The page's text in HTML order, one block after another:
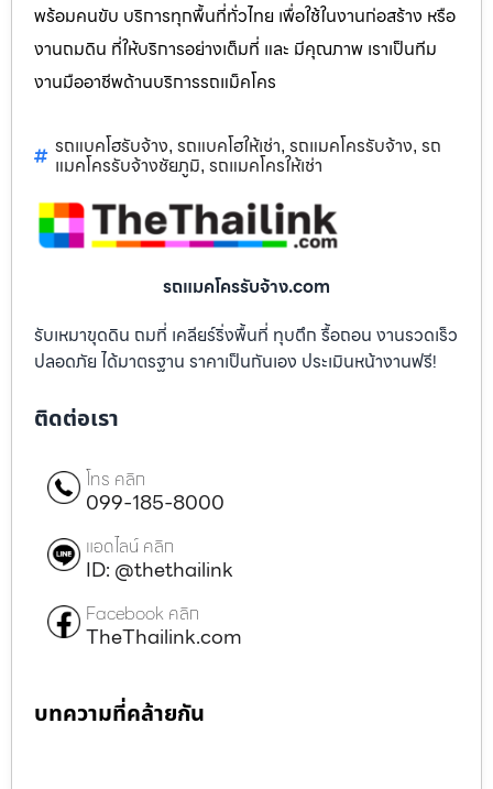
พร้อมคนขับ บริการทุกพื้นที่ทั่วไทย เพื่อใช้ในงานก่อสร้าง หรือ
งานถมดิน ที่ให้บริการอย่างเต็มที่ และ มีคุณภาพ เราเป็นทีม
งานมืออาชีพด้านบริการรถแม็คโคร
รถแบคโฮรับจ้าง, รถแบคโฮให้เช่า, รถแมคโครรับจ้าง, รถ
แมคโครรับจ้างชัยภูมิ, รถแมคโครให้เช่า
รถแมคโครรับจ้าง.com
รับเหมาขุดดิน ถมที่ เคลียร์ริ่งพื้นที่ ทุบตึก รื้อถอน งานรวดเร็ว
ปลอดภัย ได้มาตรฐาน ราคาเป็นกันเอง ประเมินหน้างานฟรี!
ติดต่อเรา
โทร คลิก
099-185-8000
แอดไลน์ คลิก
ID: @thethailink
Facebook คลิก
TheThailink.com
บทความที่คล้ายกัน